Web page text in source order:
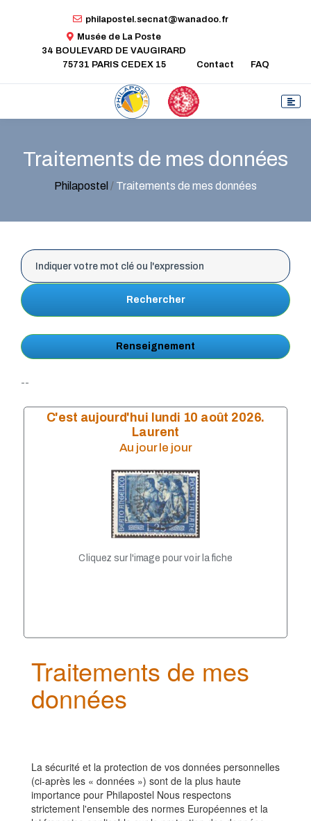
philapostel.secnat@wanadoo.fr
Musée de La Poste
34 BOULEVARD DE VAUGIRARD
75731 PARIS CEDEX 15
Contact FAQ
Traitements de mes données
Philapostel / Traitements de mes données
Rechercher
Renseignement
--
C'est aujourd'hui lundi 10 août 2026.
Laurent
Au jour le jour
Cliquez sur l'image pour voir la fiche
Traitements de mes
données
La sécurité et la protection de vos données personnelles
(ci-après les « données ») sont de la plus haute
importance pour Philapostel Nous respectons
strictement l'ensemble des normes Européennes et la